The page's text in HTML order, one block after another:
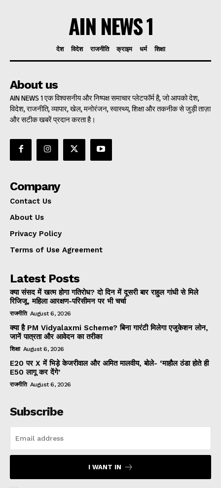
AIN NEWS 1
देश विदेश राजनीति क्राइम धर्म शिक्षा
About us
AIN NEWS 1 एक विश्वसनीय और निष्पक्ष समाचार प्लेटफॉर्म है, जो आपको देश,
विदेश, राजनीति, व्यापार, खेल, मनोरंजन, स्वास्थ्य, शिक्षा और तकनीक से जुड़ी ताज़ा
और सटीक खबरें प्रदान करता है।
Company
Contact Us
About Us
Privacy Policy
Terms of Use Agreement
Latest Posts
क्या संसद में खत्म होगा गतिरोध? दो दिन में दूसरी बार राहुल गांधी से मिले
रिजिजू, महिला आरक्षण-परिसीमन पर भी चर्चा
राजनीति August 6, 2026
क्या है PM Vidyalaxmi Scheme? बिना गारंटी मिलेगा एजुकेशन लोन,
जानें पात्रता और आवेदन का तरीका
शिक्षा August 6, 2026
E20 पर X में भिड़े केजरीवाल और अमित मालवीय, बोले- ‘माहौल ठंडा होते ही
E50 लागू कर देंगे’
राजनीति August 6, 2026
Subscribe
I WANT IN